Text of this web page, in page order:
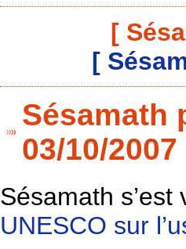
[
[
Sésamath
03/10/2007
Sésamath
UNESCO sur